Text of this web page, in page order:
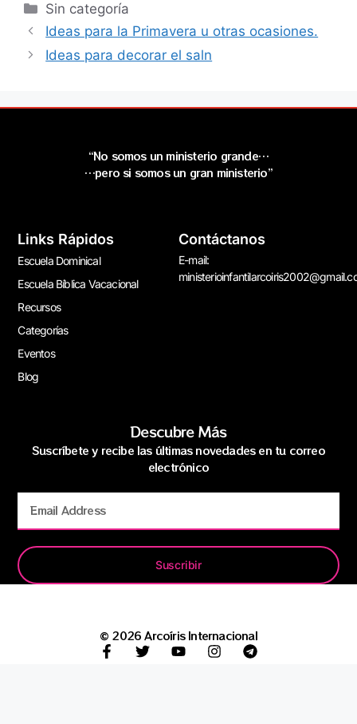
Sin categoría
Ideas para la Primavera u otras ocasiones.
Ideas para decorar el saln
“No somos un ministerio grande…
…pero si somos un gran ministerio”
Links Rápidos
Escuela Dominical
Escuela Bíblica Vacacional
Recursos
Categorías
Eventos
Blog
Contáctanos
E-mail:
Descubre Más
Suscríbete y recibe las últimas novedades en tu correo
electrónico
Suscribir
© 2026 Arcoíris Internacional